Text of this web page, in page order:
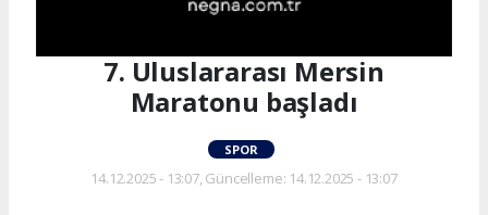
7. Uluslararası Mersin
Maratonu başladı
SPOR
14.12.2025 - 13:07, Güncelleme: 14.12.2025 - 13:07